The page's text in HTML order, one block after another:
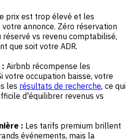
prix est trop élevé et les
annonce. Zéro réservation
réservé vs revenu comptabilisé,
que soit votre ADR.
Airbnb récompense les
votre occupation baisse, votre
les résultats de recherche, ce qui
d'équilibrer revenus vs
: Les tarifs premium brillent
événements, mais la